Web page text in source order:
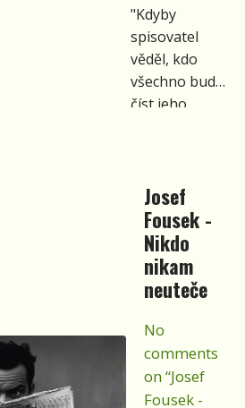
"Kdyby
spisovatel
věděl, kdo
všechno bude
číst jeho
Josef
Fousek -
Nikdo
nikam
neuteče
No
comments
on “Josef
Fousek -